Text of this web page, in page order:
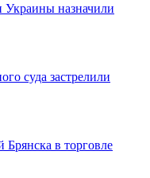
Украины назначили
суда застрелили
в торговле